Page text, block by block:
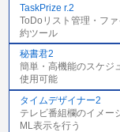
TaskPrize r.2
ToDoリスト管理・フ
約ツール
秘書君2
簡単・高機能のスケジ
使用可能
タイムデザイナー2
テレビ番組欄のイメー
ML表示を行う